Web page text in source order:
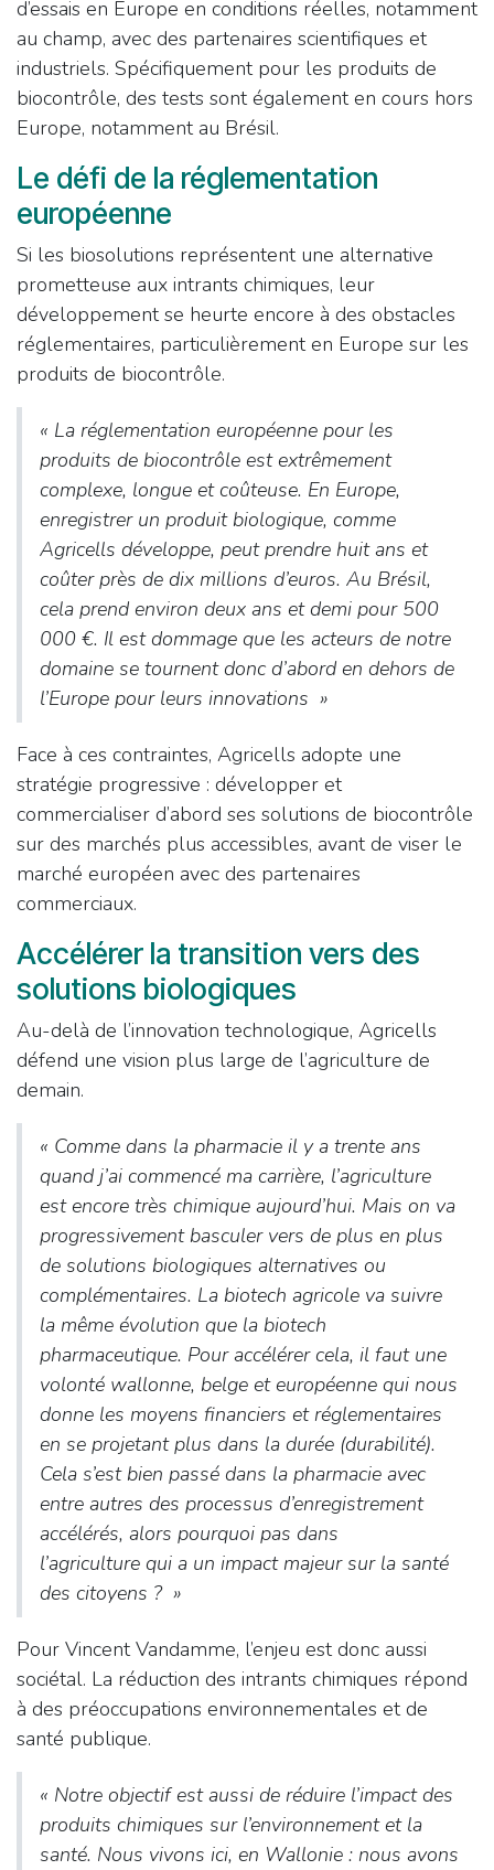
d’essais en Europe en conditions réelles, notamment
au champ, avec des partenaires scientifiques et
industriels. Spécifiquement pour les produits de
biocontrôle, des tests sont également en cours hors
Europe, notamment au Brésil.
Le défi de la réglementation
européenne
Si les biosolutions représentent une alternative
prometteuse aux intrants chimiques, leur
développement se heurte encore à des obstacles
réglementaires, particulièrement en Europe sur les
produits de biocontrôle.
« La réglementation européenne pour les
produits de biocontrôle est extrêmement
complexe, longue et coûteuse. En Europe,
enregistrer un produit biologique, comme
Agricells développe, peut prendre huit ans et
coûter près de dix millions d’euros. Au Brésil,
cela prend environ deux ans et demi pour 500
000 €. Il est dommage que les acteurs de notre
domaine se tournent donc d’abord en dehors de
l’Europe pour leurs innovations »
Face à ces contraintes, Agricells adopte une
stratégie progressive : développer et
commercialiser d’abord ses solutions de biocontrôle
sur des marchés plus accessibles, avant de viser le
marché européen avec des partenaires
commerciaux.
Accélérer la transition vers des
solutions biologiques
Au-delà de l’innovation technologique, Agricells
défend une vision plus large de l’agriculture de
demain.
« Comme dans la pharmacie il y a trente ans
quand j’ai commencé ma carrière, l’agriculture
est encore très chimique aujourd’hui. Mais on va
progressivement basculer vers de plus en plus
de solutions biologiques alternatives ou
complémentaires. La biotech agricole va suivre
la même évolution que la biotech
pharmaceutique. Pour accélérer cela, il faut une
volonté wallonne, belge et européenne qui nous
donne les moyens financiers et réglementaires
en se projetant plus dans la durée (durabilité).
Cela s’est bien passé dans la pharmacie avec
entre autres des processus d’enregistrement
accélérés, alors pourquoi pas dans
l’agriculture qui a un impact majeur sur la santé
des citoyens ? »
Pour Vincent Vandamme, l’enjeu est donc aussi
sociétal. La réduction des intrants chimiques répond
à des préoccupations environnementales et de
santé publique.
« Notre objectif est aussi de réduire l’impact des
produits chimiques sur l’environnement et la
santé. Nous vivons ici, en Wallonie : nous avons